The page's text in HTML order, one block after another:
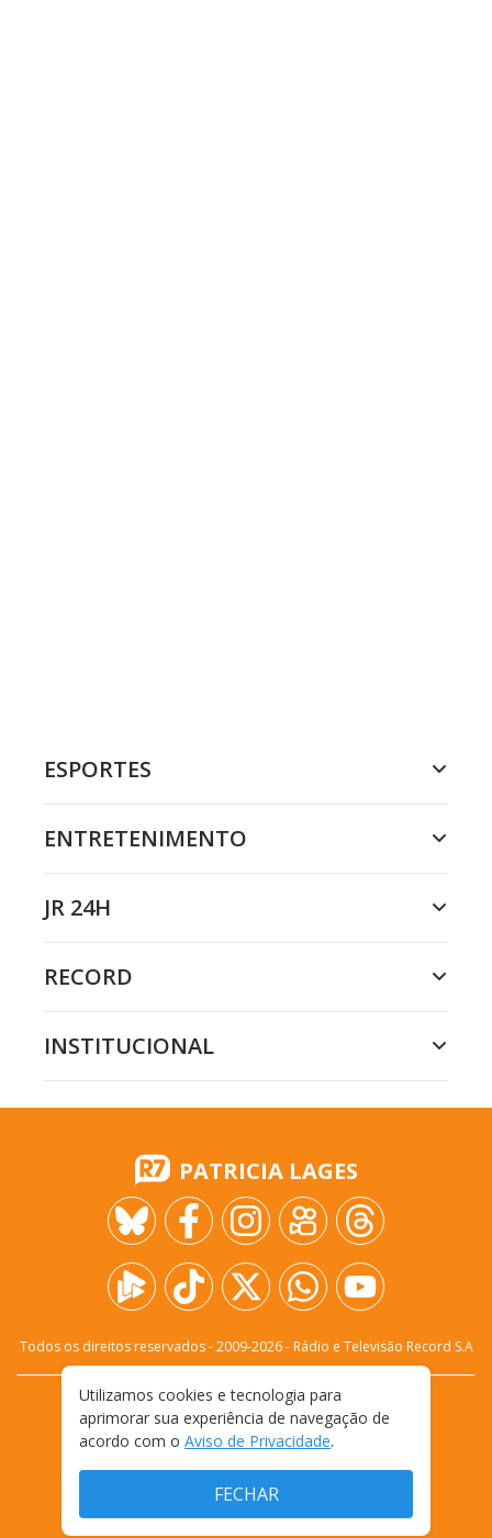
ESPORTES
ENTRETENIMENTO
JR 24H
RECORD
INSTITUCIONAL
PATRICIA LAGES
Todos os direitos reservados - 2009-2026- Rádio e Televisão Record S.A
FALE CONOSCO
PRIVACIDADE
TERMOS E CONDIÇÕES DE USO
Utilizamos cookies e tecnologia para
aprimorar sua experiência de navegação de
acordo com o Aviso de Privacidade.
FECHAR